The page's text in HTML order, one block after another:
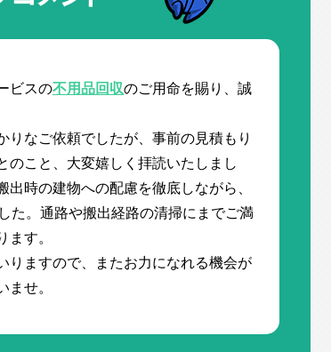
ビスの不用品回収のご用命を賜り、誠
なご依頼でしたが、事前の見積もり
のこと、大変嬉しく拝読いたしまし
時の建物への配慮を徹底しながら、
た。通路や搬出経路の清掃にまでご満
す。
りますので、またお力になれる機会が
せ。